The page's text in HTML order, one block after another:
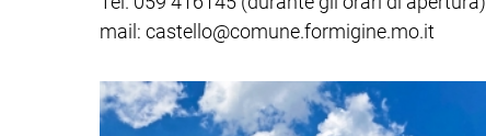
mail: castello@comune.formigine.mo.it